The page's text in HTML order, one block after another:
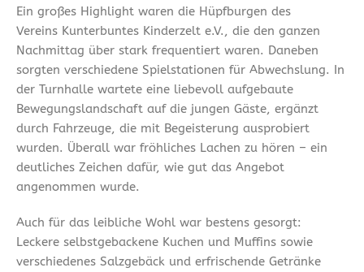
Ein großes Highlight waren die Hüpfburgen des
Vereins Kunterbuntes Kinderzelt e.V., die den ganzen
Nachmittag über stark frequentiert waren. Daneben
sorgten verschiedene Spielstationen für Abwechslung. In
der Turnhalle wartete eine liebevoll aufgebaute
Bewegungslandschaft auf die jungen Gäste, ergänzt
durch Fahrzeuge, die mit Begeisterung ausprobiert
wurden. Überall war fröhliches Lachen zu hören – ein
deutliches Zeichen dafür, wie gut das Angebot
angenommen wurde.
Auch für das leibliche Wohl war bestens gesorgt:
Leckere selbstgebackene Kuchen und Muffins sowie
verschiedenes Salzgebäck und erfrischende Getränke